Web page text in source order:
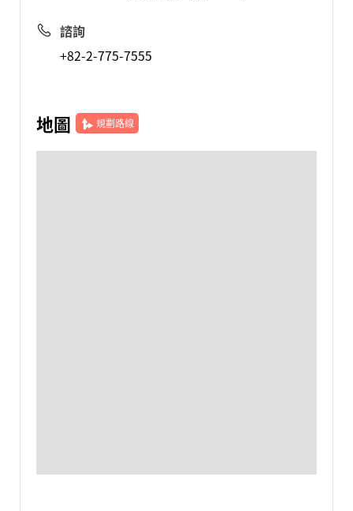
諮詢
+82-2-775-7555
地圖 規劃路線